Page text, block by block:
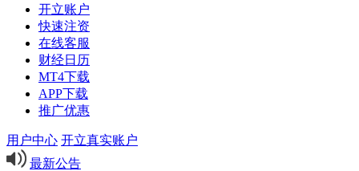
开立账户
快速注资
在线客服
财经日历
MT4下载
APP下载
推广优惠
用户中心 开立真实账户
最新公告